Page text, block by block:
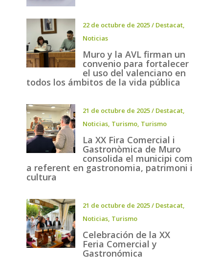
22 de octubre de 2025/ Destacat,
Noticias
Muro y la AVL firman un
convenio para fortalecer
el uso del valenciano en
todos los ámbitos de la vida pública
21 de octubre de 2025/ Destacat,
Noticias, Turismo, Turismo
La XX Fira Comercial i
Gastronòmica de Muro
consolida el municipi com
a referent en gastronomia, patrimoni i
cultura
21 de octubre de 2025/ Destacat,
Noticias, Turismo
Celebración de la XX
Feria Comercial y
Gastronómica